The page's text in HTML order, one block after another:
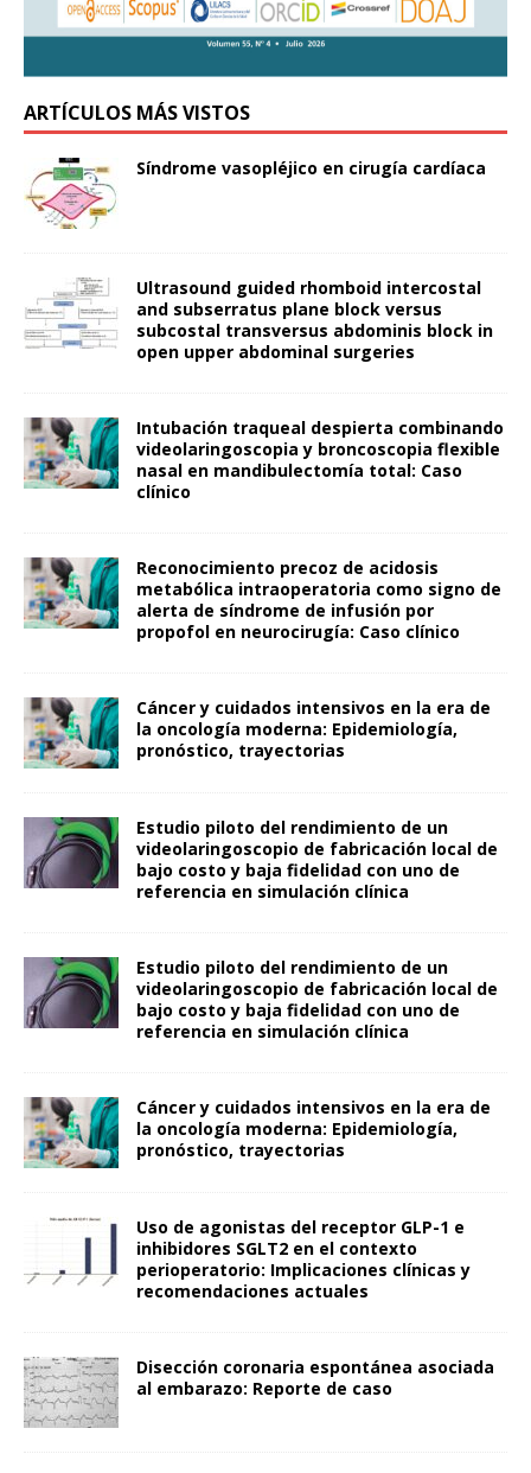
ARTÍCULOS MÁS VISTOS
Síndrome vasopléjico en cirugía cardíaca
Ultrasound guided rhomboid intercostal
and subserratus plane block versus
subcostal transversus abdominis block in
open upper abdominal surgeries
Intubación traqueal despierta combinando
videolaringoscopia y broncoscopia flexible
nasal en mandibulectomía total: Caso
clínico
Reconocimiento precoz de acidosis
metabólica intraoperatoria como signo de
alerta de síndrome de infusión por
propofol en neurocirugía: Caso clínico
Cáncer y cuidados intensivos en la era de
la oncología moderna: Epidemiología,
pronóstico, trayectorias
Estudio piloto del rendimiento de un
videolaringoscopio de fabricación local de
bajo costo y baja fidelidad con uno de
referencia en simulación clínica
Estudio piloto del rendimiento de un
videolaringoscopio de fabricación local de
bajo costo y baja fidelidad con uno de
referencia en simulación clínica
Cáncer y cuidados intensivos en la era de
la oncología moderna: Epidemiología,
pronóstico, trayectorias
Uso de agonistas del receptor GLP-1 e
inhibidores SGLT2 en el contexto
perioperatorio: Implicaciones clínicas y
recomendaciones actuales
Disección coronaria espontánea asociada
al embarazo: Reporte de caso